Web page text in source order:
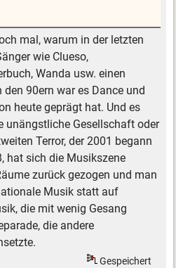
mal, warum in der letzten
wie Clueso,
Wanda usw. einen
den 90ern war es Dance und
heute geprägt hat. Und es
unängstliche Gesellschaft oder
Terror, der 2001 begann
hat sich die Musikszene
zurück gezogen und man
Musik statt auf
die mit wenig Gesang
die andere
Gespeichert